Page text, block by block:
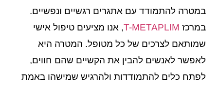
במטרה להתמודד עם אתגרים רגשיים ונפשיים.
במרכז T-METAPLIM, אנו מציעים טיפול אישי
שמותאם לצרכים של כל מטופל. המטרה היא
לאפשר לאנשים להבין את הקשיים שהם חווים,
לפתח כלים להתמודדות ולהרגיש שמישהו באמת